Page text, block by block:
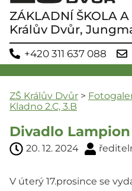
ZÁKLADNÍ ŠKOLA A
Králův Dvůr,
+420 311 637 088
ZŠ Králův Dvůr >
Kladno 2.C, 3.B
Divadlo
20. 12. 2024
V úterý 17.prosince se